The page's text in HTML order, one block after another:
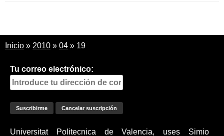
Inicio » 2010 » 04 » 19
Tu correo electrónico:
Universitat Politecnica de Valencia, uses Simio